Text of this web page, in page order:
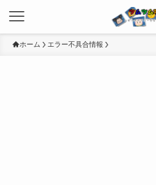
ホーム エラー不具合情報